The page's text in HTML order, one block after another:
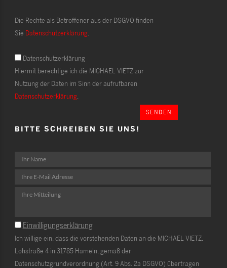
Die Rechte als Betroffener aus der DSGVO finden
Sie Datenschutzerklärung.
Datenschutzerklärung
Hiermit berechtige ich die MICHAEL VIETZ zur
Nutzung der Daten im Sinn der aufrufbaren
Datenschutzerklärung.
SENDEN
BITTE SCHREIBEN SIE UNS!
Einwilligungserklärung
Ich willige ein, dass die vorstehenden Daten an die MICHAEL VIETZ,
Lohstraße 4 in 31785 Hameln, gemäß der
Datenschutzgrundverordnung (Art. 9 Abs. 2a DSGVO) übertragen